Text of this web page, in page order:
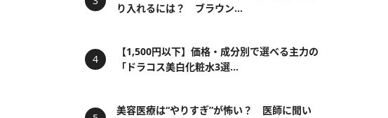
り入れるには？ ブラウン...
【1,500円以下】価格・成分別で選べる主力の
「ドラコス美白化粧水3選...
美容医療は“やりすぎ”が怖い？ 医師に聞い